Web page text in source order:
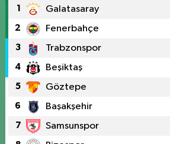
1 Galatasaray
2 Fenerbahçe
3 Trabzonspor
4 Beşiktaş
5 Göztepe
6 Başakşehir
7 Samsunspor